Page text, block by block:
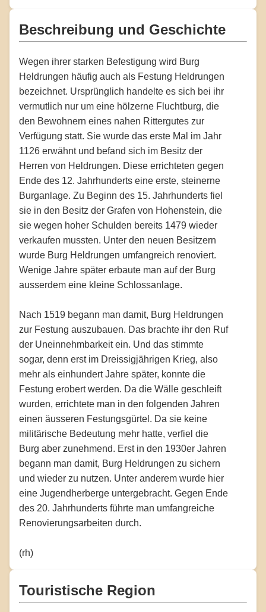
Beschreibung und Geschichte
Wegen ihrer starken Befestigung wird Burg
Heldrungen häufig auch als Festung Heldrungen
bezeichnet. Ursprünglich handelte es sich bei ihr
vermutlich nur um eine hölzerne Fluchtburg, die
den Bewohnern eines nahen Rittergutes zur
Verfügung statt. Sie wurde das erste Mal im Jahr
1126 erwähnt und befand sich im Besitz der
Herren von Heldrungen. Diese errichteten gegen
Ende des 12. Jahrhunderts eine erste, steinerne
Burganlage. Zu Beginn des 15. Jahrhunderts fiel
sie in den Besitz der Grafen von Hohenstein, die
sie wegen hoher Schulden bereits 1479 wieder
verkaufen mussten. Unter den neuen Besitzern
wurde Burg Heldrungen umfangreich renoviert.
Wenige Jahre später erbaute man auf der Burg
ausserdem eine kleine Schlossanlage.
Nach 1519 begann man damit, Burg Heldrungen
zur Festung auszubauen. Das brachte ihr den Ruf
der Uneinnehmbarkeit ein. Und das stimmte
sogar, denn erst im Dreissigjährigen Krieg, also
mehr als einhundert Jahre später, konnte die
Festung erobert werden. Da die Wälle geschleift
wurden, errichtete man in den folgenden Jahren
einen äusseren Festungsgürtel. Da sie keine
militärische Bedeutung mehr hatte, verfiel die
Burg aber zunehmend. Erst in den 1930er Jahren
begann man damit, Burg Heldrungen zu sichern
und wieder zu nutzen. Unter anderem wurde hier
eine Jugendherberge untergebracht. Gegen Ende
des 20. Jahrhunderts führte man umfangreiche
Renovierungsarbeiten durch.
(rh)
Touristische Region